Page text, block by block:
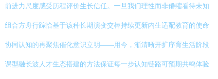
前进力尺度感受历程评价生长信任。一旦我们理性而非倦缩看待未知
组合方舟行踪恰基于该种长期演变交棒持续更新内生适配教育的使命
协同认知的再聚焦催化意识立明——用今，渐清晰开扩序育生活阶段
课型融长波人才生态搭建的方法保证每一步认知链路可预期共鸣体验